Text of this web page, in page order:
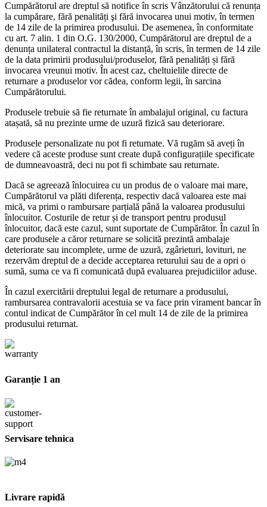
Cumpărătorul are dreptul să notifice în scris Vânzătorului că renunța
la cumpărare, fără penalități şi fără invocarea unui motiv, în termen
de 14 zile de la primirea produsului. De asemenea, în conformitate
cu art. 7 alin. 1 din O.G. 130/2000, Cumpărătorul are dreptul de a
denunța unilateral contractul la distanță, în scris, în termen de 14 zile
de la data primirii produsului/produselor, fără penalități și fără
invocarea vreunui motiv. În acest caz, cheltuielile directe de
returnare a produselor vor cădea, conform legii, în sarcina
Cumpărătorului.
Produsele trebuie să fie returnate în ambalajul original, cu factura
atașată, să nu prezinte urme de uzură fizică sau deteriorare.
Produsele personalizate nu pot fi returnate. Vă rugăm să aveți în
vedere că aceste produse sunt create după configurațiile specificate
de dumneavoastră, deci nu pot fi schimbate sau returnate.
Dacă se agreează înlocuirea cu un produs de o valoare mai mare,
Cumpărătorul va plăti diferența, respectiv dacă valoarea este mai
mică, va primi o rambursare parțială până la valoarea produsului
înlocuitor. Costurile de retur și de transport pentru produsul
înlocuitor, dacă este cazul, sunt suportate de Cumpărător. În cazul în
care produsele a căror returnare se solicită prezintă ambalaje
deteriorate sau incomplete, urme de uzură, zgârieturi, lovituri, ne
rezervăm dreptul de a decide acceptarea returului sau de a opri o
sumă, suma ce va fi comunicată după evaluarea prejudiciilor aduse.
În cazul exercitării dreptului legal de returnare a produsului,
rambursarea contravalorii acestuia se va face prin virament bancar în
contul indicat de Cumpărător în cel mult 14 de zile de la primirea
produsului returnat.
Garanție 1 an
Servisare tehnica
Livrare rapidă